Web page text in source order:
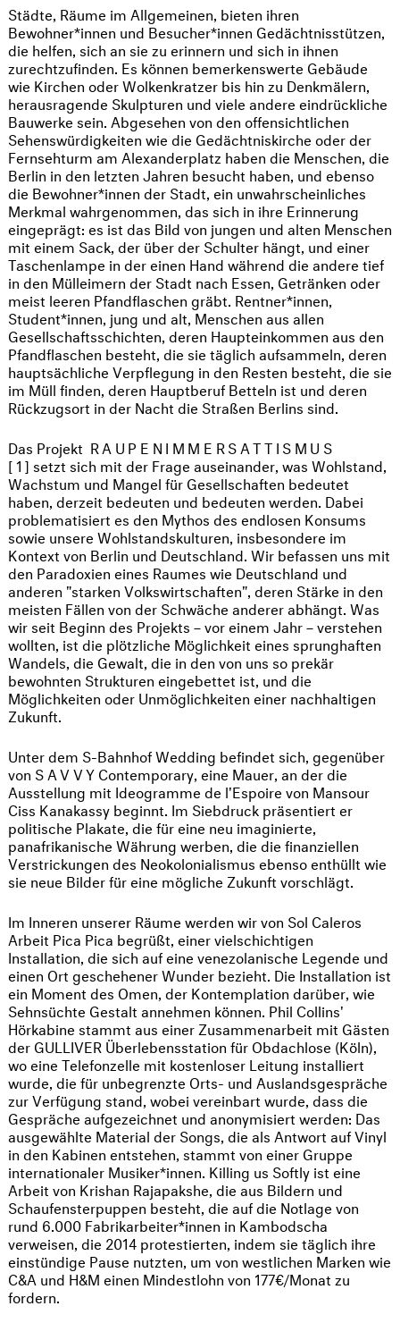
Städte, Räume im Allgemeinen, bieten ihren
Bewohner*innen und Besucher*innen Gedächtnisstützen,
die helfen, sich an sie zu erinnern und sich in ihnen
zurechtzufinden. Es können bemerkenswerte Gebäude
wie Kirchen oder Wolkenkratzer bis hin zu Denkmälern,
herausragende Skulpturen und viele andere eindrückliche
Bauwerke sein. Abgesehen von den offensichtlichen
Sehenswürdigkeiten wie die Gedächtniskirche oder der
Fernsehturm am Alexanderplatz haben die Menschen, die
Berlin in den letzten Jahren besucht haben, und ebenso
die Bewohner*innen der Stadt, ein unwahrscheinliches
Merkmal wahrgenommen, das sich in ihre Erinnerung
eingeprägt: es ist das Bild von jungen und alten Menschen
mit einem Sack, der über der Schulter hängt, und einer
Taschenlampe in der einen Hand während die andere tief
in den Mülleimern der Stadt nach Essen, Getränken oder
meist leeren Pfandflaschen gräbt. Rentner*innen,
Student*innen, jung und alt, Menschen aus allen
Gesellschaftsschichten, deren Haupteinkommen aus den
Pfandflaschen besteht, die sie täglich aufsammeln, deren
hauptsächliche Verpflegung in den Resten besteht, die sie
im Müll finden, deren Hauptberuf Betteln ist und deren
Rückzugsort in der Nacht die Straßen Berlins sind.
Das Projekt RAUPENIMMERSATTISMUS
[1] setzt sich mit der Frage auseinander, was Wohlstand,
Wachstum und Mangel für Gesellschaften bedeutet
haben, derzeit bedeuten und bedeuten werden. Dabei
problematisiert es den Mythos des endlosen Konsums
sowie unsere Wohlstandskulturen, insbesondere im
Kontext von Berlin und Deutschland. Wir befassen uns mit
den Paradoxien eines Raumes wie Deutschland und
anderen "starken Volkswirtschaften", deren Stärke in den
meisten Fällen von der Schwäche anderer abhängt. Was
wir seit Beginn des Projekts – vor einem Jahr – verstehen
wollten, ist die plötzliche Möglichkeit eines sprunghaften
Wandels, die Gewalt, die in den von uns so prekär
bewohnten Strukturen eingebettet ist, und die
Möglichkeiten oder Unmöglichkeiten einer nachhaltigen
Zukunft.
Unter dem S-Bahnhof Wedding befindet sich, gegenüber
von SAVVY Contemporary, eine Mauer, an der die
Ausstellung mit Ideogramme de l'Espoire von Mansour
Ciss Kanakassy beginnt. Im Siebdruck präsentiert er
politische Plakate, die für eine neu imaginierte,
panafrikanische Währung werben, die die finanziellen
Verstrickungen des Neokolonialismus ebenso enthüllt wie
sie neue Bilder für eine mögliche Zukunft vorschlägt.
Im Inneren unserer Räume werden wir von Sol Caleros
Arbeit Pica Pica begrüßt, einer vielschichtigen
Installation, die sich auf eine venezolanische Legende und
einen Ort geschehener Wunder bezieht. Die Installation ist
ein Moment des Omen, der Kontemplation darüber, wie
Sehnsüchte Gestalt annehmen können. Phil Collins'
Hörkabine stammt aus einer Zusammenarbeit mit Gästen
der GULLIVER Überlebensstation für Obdachlose (Köln),
wo eine Telefonzelle mit kostenloser Leitung installiert
wurde, die für unbegrenzte Orts- und Auslandsgespräche
zur Verfügung stand, wobei vereinbart wurde, dass die
Gespräche aufgezeichnet und anonymisiert werden: Das
ausgewählte Material der Songs, die als Antwort auf Vinyl
in den Kabinen entstehen, stammt von einer Gruppe
internationaler Musiker*innen. Killing us Softly ist eine
Arbeit von Krishan Rajapakshe, die aus Bildern und
Schaufensterpuppen besteht, die auf die Notlage von
rund 6.000 Fabrikarbeiter*innen in Kambodscha
verweisen, die 2014 protestierten, indem sie täglich ihre
einstündige Pause nutzten, um von westlichen Marken wie
C&A und H&M einen Mindestlohn von 177€/Monat zu
fordern.